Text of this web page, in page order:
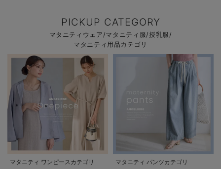
PICKUP CATEGORY
マタニティウェア/マタニティ服/授乳服/
マタニティ用品カテゴリ
マタニティ ワンピースカテゴリ マタニティ パンツカテゴリ